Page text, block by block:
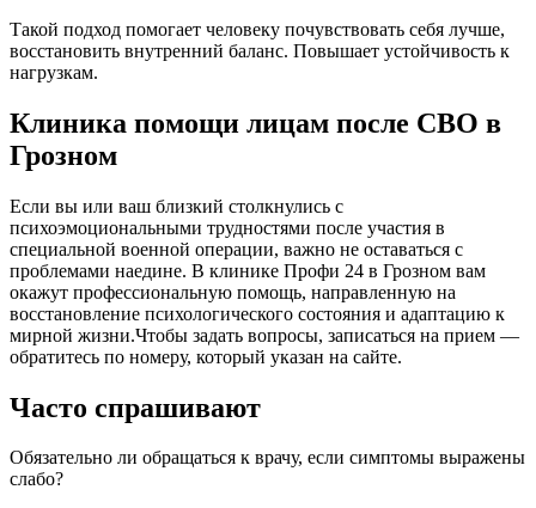
Такой подход помогает человеку почувствовать себя лучше,
восстановить внутренний баланс. Повышает устойчивость к
нагрузкам.
Клиника помощи лицам после СВО в
Грозном
Если вы или ваш близкий столкнулись с
психоэмоциональными трудностями после участия в
специальной военной операции, важно не оставаться с
проблемами наедине. В клинике Профи 24 в Грозном вам
окажут профессиональную помощь, направленную на
восстановление психологического состояния и адаптацию к
мирной жизни.Чтобы задать вопросы, записаться на прием —
обратитесь по номеру, который указан на сайте.
Часто спрашивают
Обязательно ли обращаться к врачу, если симптомы выражены
слабо?